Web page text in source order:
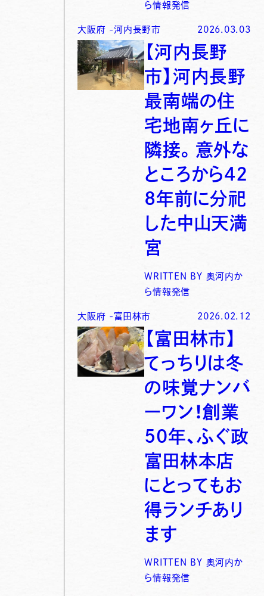
ら情報発信
大阪府 -河内長野市 2026.03.03
【河内長野
市】河内長野
最南端の住
宅地南ヶ丘に
隣接。意外な
ところから42
8年前に分祀
した中山天満
宮
WRITTEN BY 奥河内か
ら情報発信
大阪府 - 富田林市 2026.02.12
【富田林市】
てっちりは冬
の味覚ナンバ
ーワン！創業
50年、ふぐ政
富田林本店
にとってもお
得ランチあり
ます
WRITTEN BY 奥河内か
ら情報発信